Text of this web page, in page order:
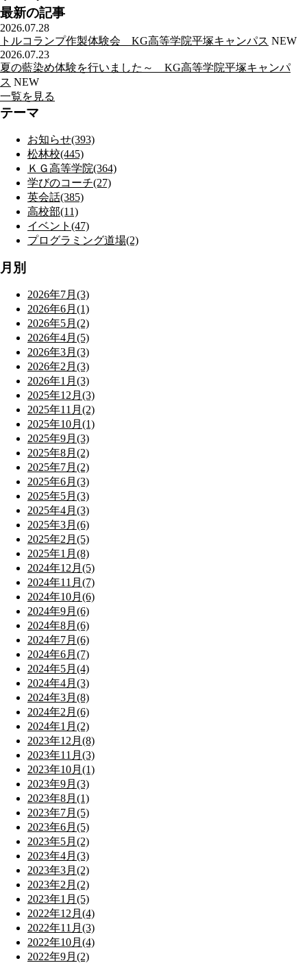
最新の記事
2026.07.28
トルコランプ作製体験会 KG高等学院平塚キャンパス NEW
2026.07.23
夏の藍染め体験を行いました～ KG高等学院平塚キャンパ
ス NEW
一覧を見る
テーマ
お知らせ(393)
松林校(445)
ＫＧ高等学院(364)
学びのコーチ(27)
英会話(385)
高校部(11)
イベント(47)
プログラミング道場(2)
月別
2026年7月(3)
2026年6月(1)
2026年5月(2)
2026年4月(5)
2026年3月(3)
2026年2月(3)
2026年1月(3)
2025年12月(3)
2025年11月(2)
2025年10月(1)
2025年9月(3)
2025年8月(2)
2025年7月(2)
2025年6月(3)
2025年5月(3)
2025年4月(3)
2025年3月(6)
2025年2月(5)
2025年1月(8)
2024年12月(5)
2024年11月(7)
2024年10月(6)
2024年9月(6)
2024年8月(6)
2024年7月(6)
2024年6月(7)
2024年5月(4)
2024年4月(3)
2024年3月(8)
2024年2月(6)
2024年1月(2)
2023年12月(8)
2023年11月(3)
2023年10月(1)
2023年9月(3)
2023年8月(1)
2023年7月(5)
2023年6月(5)
2023年5月(2)
2023年4月(3)
2023年3月(2)
2023年2月(2)
2023年1月(5)
2022年12月(4)
2022年11月(3)
2022年10月(4)
2022年9月(2)